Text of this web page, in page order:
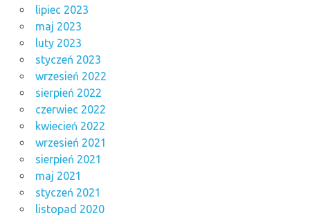
lipiec 2023
maj 2023
luty 2023
styczeń 2023
wrzesień 2022
sierpień 2022
czerwiec 2022
kwiecień 2022
wrzesień 2021
sierpień 2021
maj 2021
styczeń 2021
listopad 2020